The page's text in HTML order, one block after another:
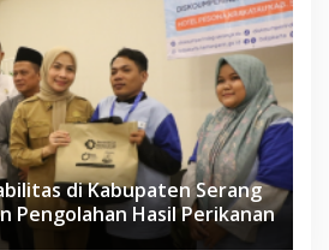
di Kabupaten Serang
Pengolahan Hasil Perikanan